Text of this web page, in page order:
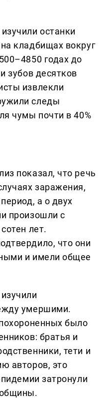
останки
кладбищах вокруг
годах до
зубов десятков
извлекли
следы
чумы почти в 40%
показал, что речь
заражения,
а о двух
произошли с
лет.
что они
и имели общее
умершими.
было
братья и
тети и
авторов, это
затронули